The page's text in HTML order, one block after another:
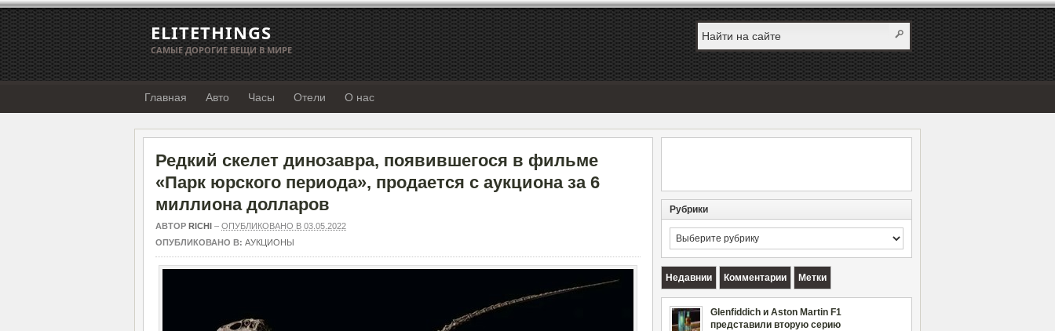
ELITETHINGS
САМЫЕ ДОРОГИЕ ВЕЩИ В МИРЕ
Главная Авто Часы Отели О нас
Редкий скелет динозавра, появившегося в фильме
«Парк юрского периода», продается с аукциона за 6
миллиона долларов
АВТОР RICHI – ОПУБЛИКОВАНО В 03.05.2022
ОПУБЛИКОВАНО В: АУКЦИОНЫ
Рубрики
Рубрики
Недавнии Комментарии Метки
Glenfiddich и Aston Martin F1
представили вторую серию